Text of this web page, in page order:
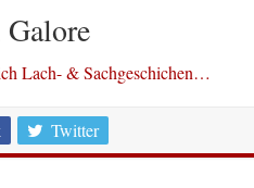
Lach- & Sachgeschichen…
Twitter